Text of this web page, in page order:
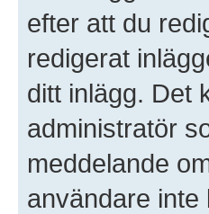
efter att du
redigerat
ditt inlägg. Det
administratör
meddelande
användare